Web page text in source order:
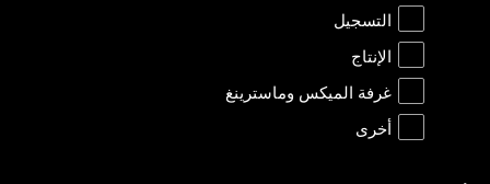
التسجيل
الإنتاج
غرفة الميكس وماسترينغ
أخرى